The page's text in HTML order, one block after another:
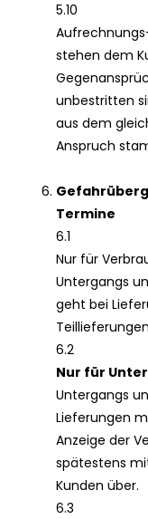
5.10
stehen dem
unbestritten
aus dem
Anspruch
Termine
6.1
Nur für
Untergangs
geht bei
6.2
Nur für
Untergangs
Lieferungen
Anzeige der
spätestens
Kunden über.
6.3